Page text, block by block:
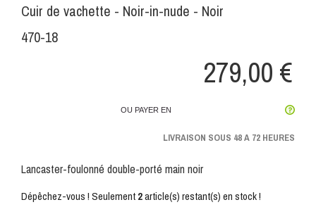
Cuir de vachette - Noir-in-nude - Noir
470-18
279,00 €
OU PAYER EN
LIVRAISON SOUS 48 A 72 HEURES
Lancaster-foulonné double-porté main noir
Dépêchez-vous ! Seulement2article(s) restant(s) en stock !